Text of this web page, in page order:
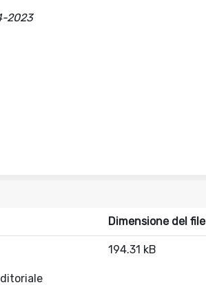
2023
Dimensione del file
194.31 kB